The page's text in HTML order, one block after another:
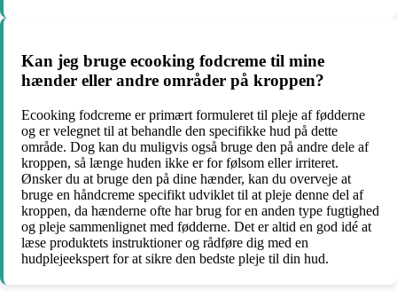
Kan jeg bruge ecooking fodcreme til mine
hænder eller andre områder på kroppen?
Ecooking fodcreme er primært formuleret til pleje af fødderne
og er velegnet til at behandle den specifikke hud på dette
område. Dog kan du muligvis også bruge den på andre dele af
kroppen, så længe huden ikke er for følsom eller irriteret.
Ønsker du at bruge den på dine hænder, kan du overveje at
bruge en håndcreme specifikt udviklet til at pleje denne del af
kroppen, da hænderne ofte har brug for en anden type fugtighed
og pleje sammenlignet med fødderne. Det er altid en god idé at
læse produktets instruktioner og rådføre dig med en
hudplejeekspert for at sikre den bedste pleje til din hud.